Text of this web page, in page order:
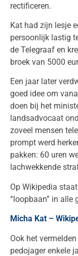
rectificeren.
Kat had zijn lesje
persoonlijk lastig
de Telegraaf en
broek van 5000
Een jaar later
goed idee om
doen bij het
landsadvocaat
zoveel mensen
prompt werd
pakken: 60 uren
lachwekkende
Op Wikipedia
“loopbaan” in alle
Micha Kat –
Ook het
pedojager enkele